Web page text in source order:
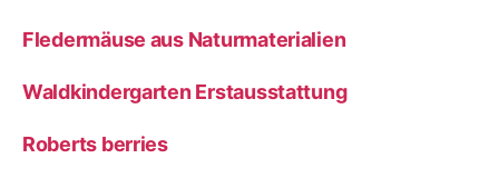
Fledermäuse aus Naturmaterialien
Waldkindergarten Erstausstattung
Roberts berries